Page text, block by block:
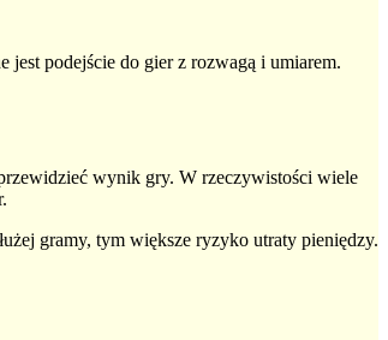
jest podejście do gier z rozwagą i umiarem.
wynik gry. W rzeczywistości wiele
gramy, tym większe ryzyko utraty pieniędzy.